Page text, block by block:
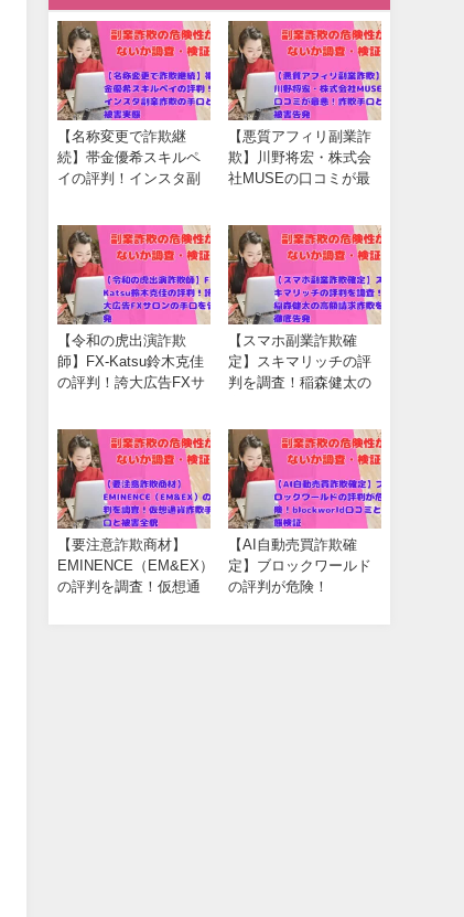
【名称変更で詐欺継
続】帯金優希スキルペ
イの評判！インスタ副
【悪質アフィリ副業詐
欺】川野将宏・株式会
社MUSEの口コミが最
【令和の虎出演詐欺
師】FX-Katsu鈴木克佳
の評判！誇大広告FXサ
【スマホ副業詐欺確
定】スキマリッチの評
判を調査！稲森健太の
【要注意詐欺商材】
EMINENCE（EM&EX）
の評判を調査！仮想通
【AI自動売買詐欺確
定】ブロックワールド
の評判が危険！